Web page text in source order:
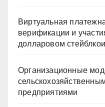
Виртуальная
верификации и
долларовом
Организационные
предприятиями